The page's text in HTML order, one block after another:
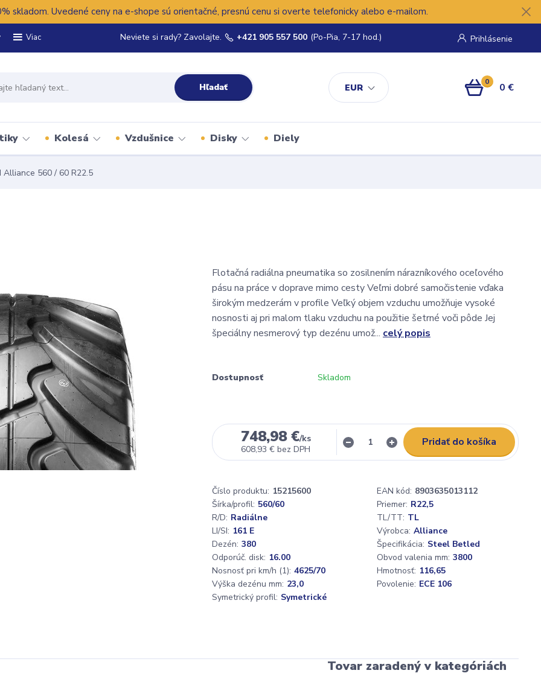
skladom. Uvedené ceny na e-shope sú orientačné, presnú cenu si overte telefonicky alebo e-mailom.
Viac
EUR
Prihlásenie
Hľadať
Neviete si rady? Zavolajte. +421 905 557 500 (Po-Pia, 7-17 hod.)
0 0 €
Kolesá Vzdušnice Disky Diely
Alliance 560 / 60 R22.5
Flotačná radiálna pneumatika so zosilnením nárazníkového oceľového
pásu na práce v doprave mimo cesty Veľmi dobré samočistenie vďaka
širokým medzerám v profile Veľký objem vzduchu umožňuje vysoké
nosnosti aj pri malom tlaku vzduchu na použitie šetrné voči pôde Jej
špeciálny nesmerový typ dezénu umož... celý popis
Dostupnosť Skladom
748,98 €/ks
608,93 € bez DPH
Pridať do košíka
Číslo produktu: 15215600 EAN kód: 8903635013112
Šírka/profil: 560/60 Priemer: R22,5
R/D: Radiálne TL/TT: TL
LI/SI: 161 E Výrobca: Alliance
Dezén: 380 Špecifikácia: Steel Betled
Odporúč. disk: 16.00 Obvod valenia mm: 3800
Nosnosť pri km/h (1): 4625/70 Hmotnosť: 116,65
Výška dezénu mm: 23,0 Povolenie: ECE 106
Symetrický profil: Symetrické
Tovar zaradený v kategóriách